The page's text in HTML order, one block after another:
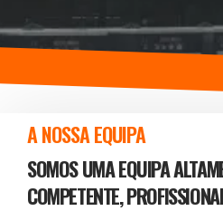
A NOSSA EQUIPA
SOMOS UMA EQUIPA
COMPETENTE,